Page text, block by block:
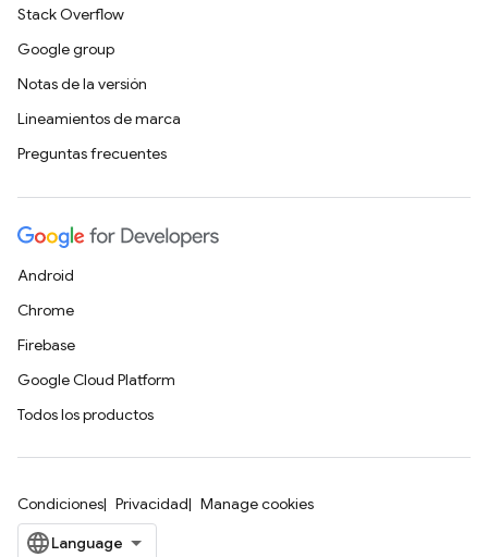
Stack Overflow
Google group
Notas de la versión
Lineamientos de marca
Preguntas frecuentes
Android
Chrome
Firebase
Google Cloud Platform
Todos los productos
Condiciones Privacidad Manage cookies